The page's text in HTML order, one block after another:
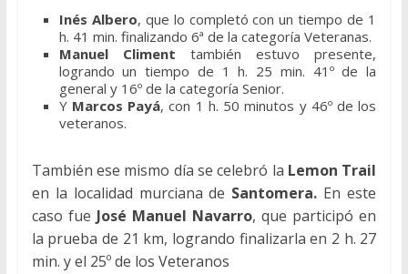
Inés Albero, que lo completó con un tiempo de 1
h. 41 min. finalizando 6ª de la categoría Veteranas.
Manuel Climent también estuvo presente,
logrando un tiempo de 1 h. 25 min. 41º de la
general y 16º de la categoría Senior.
Y Marcos Payá, con 1 h. 50 minutos y 46º de los
veteranos.
También ese mismo día se celebró la Lemon Trail
en la localidad murciana de Santomera. En este
caso fue José Manuel Navarro, que participó en
la prueba de 21 km, logrando finalizarla en 2 h. 27
min. y el 25º de los Veteranos